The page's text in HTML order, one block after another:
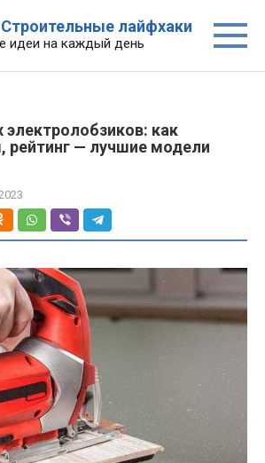
лайфхаки
идеи на каждый день
как
рейтинг — лучшие модели